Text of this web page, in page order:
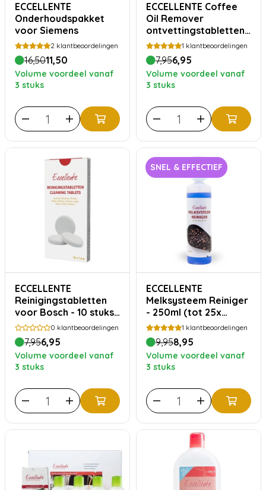
ECCELLENTE
Onderhoudspakket
voor Siemens
2 klantbeoordelingen
16,5011,50
Volume voordeel vanaf
3 stuks
ECCELLENTE Coffee
Oil Remover
ontvettingstabletten
voor Philips Saeco - 10
stuks
1 klantbeoordelingen
7,956,95
Volume voordeel vanaf
3 stuks
ECCELLENTE
Reinigingstabletten
voor Bosch - 10 stuks
TCZ8001 | TCZ6001
0 klantbeoordelingen
7,956,95
Volume voordeel vanaf
3 stuks
SNEL & EFFECTIEF
ECCELLENTE
Melksysteem Reiniger
- 250ml (tot 25x
reinigen)
1 klantbeoordelingen
9,958,95
Volume voordeel vanaf
3 stuks